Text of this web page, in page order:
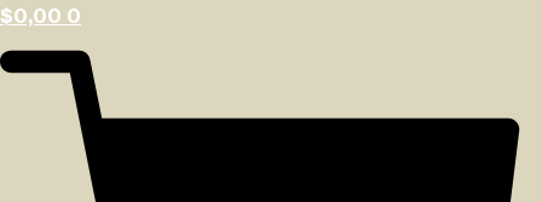
$0,00 0